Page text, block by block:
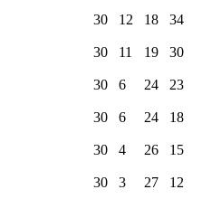
30 12 18 34
30 11 19 30
30 6 24 23
30 6 24 18
30 4 26 15
30 3 27 12